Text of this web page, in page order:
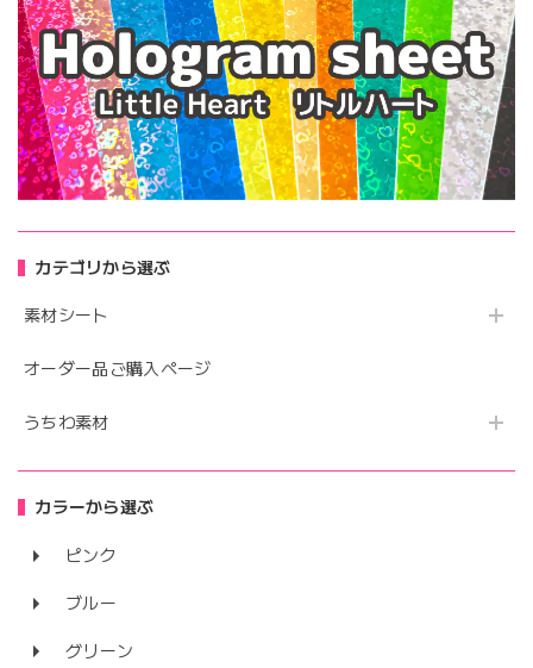
カテゴリから選ぶ
素材シート
オーダー品ご購入ページ
うちわ素材
カラーから選ぶ
ピンク
ブルー
グリーン